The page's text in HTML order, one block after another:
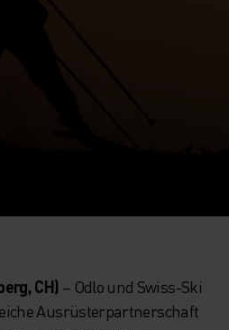
CH) – Odlo und Swiss-Ski
Ausrüsterpartnerschaft